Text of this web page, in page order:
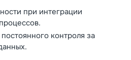
при интеграции
контроля за